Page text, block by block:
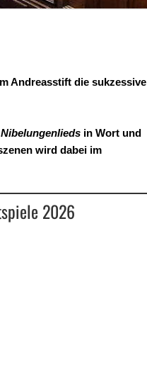
Andreasstift die sukzessive
Nibelungenlieds in Wort und
wird dabei im
2026